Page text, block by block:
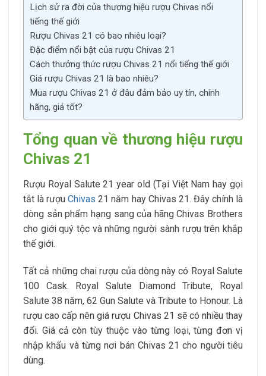
Lịch sử ra đời của thương hiệu rượu Chivas nổi
tiếng thế giới
Rượu Chivas 21 có bao nhiêu loại?
Đặc điểm nổi bật của rượu Chivas 21
Cách thưởng thức rượu Chivas 21 nổi tiếng thế giới
Giá rượu Chivas 21 là bao nhiêu?
Mua rượu Chivas 21 ở đâu đảm bảo uy tín, chính
hãng, giá tốt?
Tổng quan về thương hiệu rượu
Chivas 21
Rượu Royal Salute 21 year old (Tại Việt Nam hay gọi
tắt là rượuChivas 21 năm hay Chivas 21. Đây chính là
dòng sản phẩm hạng sang của hãng Chivas Brothers
cho giới quý tộc và những người sành rượu trên khắp
thế giới.
Tất cả những chai rượu của dòng này có Royal Salute
100 Cask. Royal Salute Diamond Tribute, Royal
Salute 38 năm, 62 Gun Salute và Tribute to Honour. Là
rượu cao cấp nên giá rượu Chivas 21 sẽ có nhiều thay
đổi. Giá cả còn tùy thuộc vào từng loại, từng đơn vị
nhập khẩu và từng nơi bán Chivas 21 cho người tiêu
dùng.